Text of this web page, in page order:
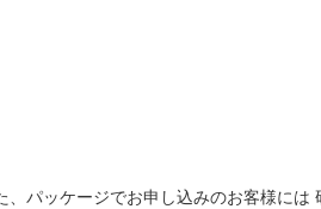
パッケージでお申し込みのお客様には